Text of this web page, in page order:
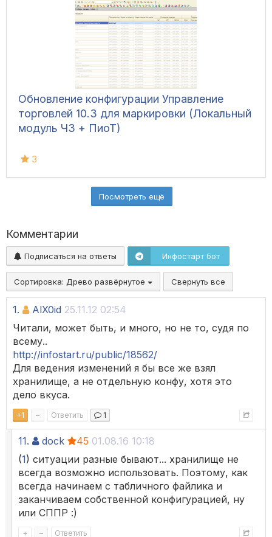
Обновление конфигурации Управление
торговлей 10.3 для маркировки (Локальный
модуль ЧЗ + ПиоТ)
3
Посмотреть ещё
Комментарии
Подписаться на ответы Инфостарт бот
Сортировка: Древо развёрнутое Свернуть все
1. AlX0id 25.11.12 02:54
Читали, может быть, и много, но не то, судя по
всему..
http://infostart.ru/public/18562/
Для ведения изменений я бы все же взял
хранилище, а не отдельную конфу, хотя это
дело вкуса.
+1 – Ответить 1
11. dock 45 01.08.16 10:18
(1) ситуации разные бывают... хранилище не
всегда возможно использовать. Поэтому, как
всегда начинаем с табличного файлика и
заканчиваем собственной конфигурацией, ну
или СППР :)
+ – Ответить